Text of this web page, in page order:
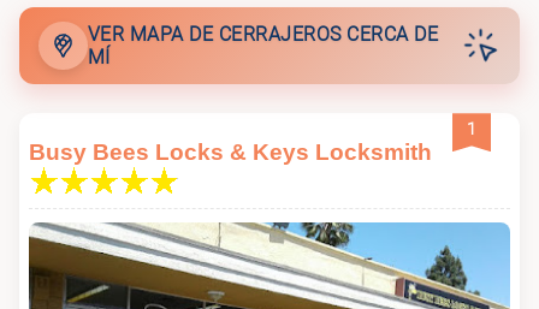
VER MAPA DE CERRAJEROS CERCA DE
MÍ
1
Busy Bees Locks & Keys Locksmith